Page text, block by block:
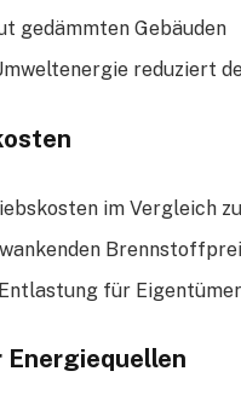
gedämmten Gebäuden
reduziert
im Vergleich zu
für Eigentümer